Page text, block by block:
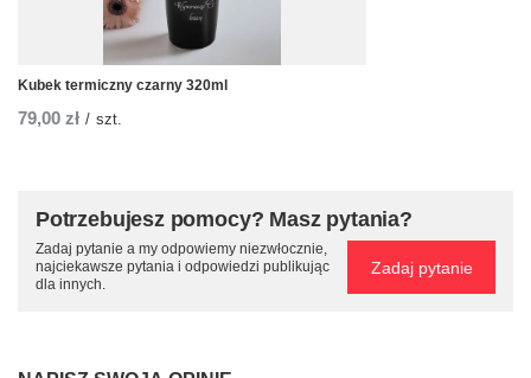
Kubek termiczny czarny 320ml
79,00 zł / szt.
Potrzebujesz pomocy? Masz pytania?
Zadaj pytanie a my odpowiemy niezwłocznie,
najciekawsze pytania i odpowiedzi publikując
dla innych.
Zadaj pytanie